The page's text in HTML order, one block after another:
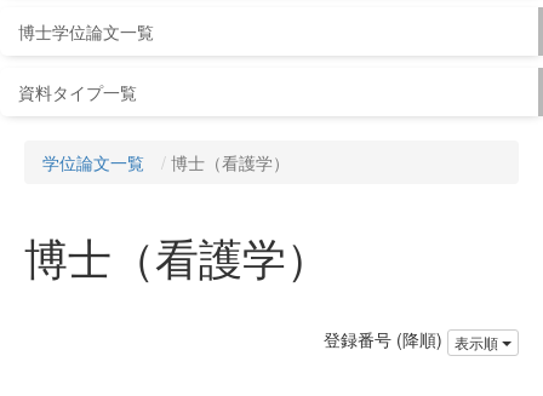
博士学位論文一覧
資料タイプ一覧
学位論文一覧 博士（看護学）
博士（看護学）
登録番号 (降順) 表示順